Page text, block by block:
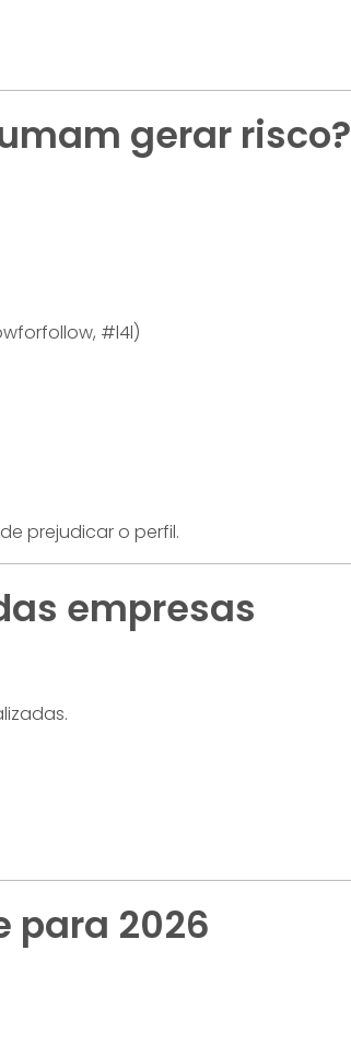
gerar risco?
#l4l)
prejudicar o perfil.
empresas
para 2026